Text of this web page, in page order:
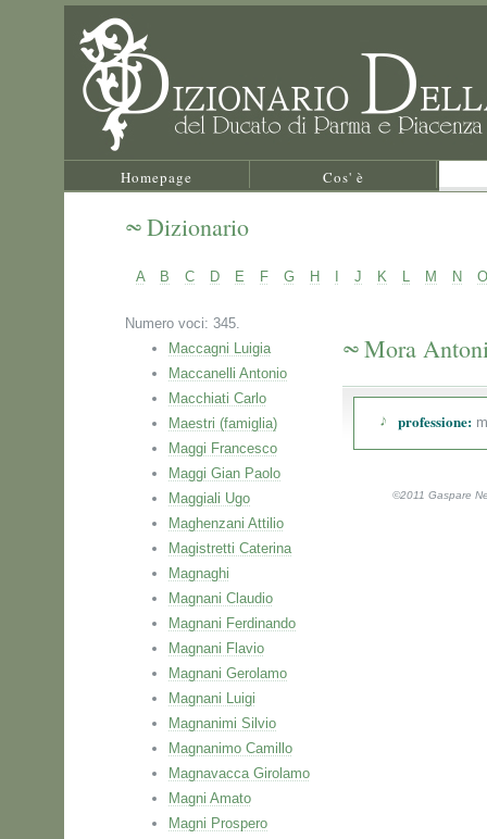
Homepage Cos' è
Dizionario
A B C D E F G H J K L M N O
Numero voci: 345.
Maccagni Luigia
Maccanelli Antonio
Macchiati Carlo
Maestri (famiglia)
Maggi Francesco
Maggi Gian Paolo
Maggiali Ugo
Maghenzani Attilio
Magistretti Caterina
Magnaghi
Magnani Claudio
Magnani Ferdinando
Magnani Flavio
Magnani Gerolamo
Magnani Luigi
Magnanimi Silvio
Magnanimo Camillo
Magnavacca Girolamo
Magni Amato
Magni Prospero
Mora
professione:
©2011 Gaspare